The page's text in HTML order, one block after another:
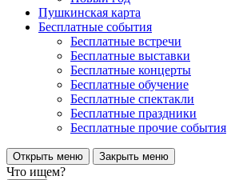
Пушкинская карта
Бесплатные события
Бесплатные встречи
Бесплатные выставки
Бесплатные концерты
Бесплатные обучение
Бесплатные спектакли
Бесплатные праздники
Бесплатные прочие события
Открыть меню Закрыть меню
Что ищем?